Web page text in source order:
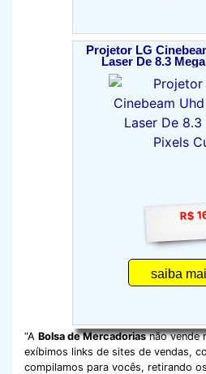
Projetor LG
Laser De 8.3
R$
saiba
“A Bolsa de Mercadoriasnão vende
exíbimos links de sites de vendas,
compilamos para vocês, retirando os